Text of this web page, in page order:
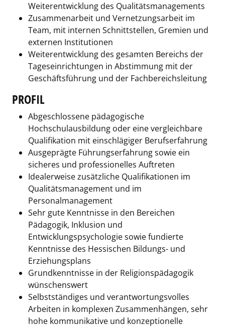
Weiterentwicklung des Qualitätsmanagements
Zusammenarbeit und Vernetzungsarbeit im
Team, mit internen Schnittstellen, Gremien und
externen Institutionen
Weiterentwicklung des gesamten Bereichs der
Tageseinrichtungen in Abstimmung mit der
Geschäftsführung und der Fachbereichsleitung
PROFIL
Abgeschlossene pädagogische
Hochschulausbildung oder eine vergleichbare
Qualifikation mit einschlägiger Berufserfahrung
Ausgeprägte Führungserfahrung sowie ein
sicheres und professionelles Auftreten
Idealerweise zusätzliche Qualifikationen im
Qualitätsmanagement und im
Personalmanagement
Sehr gute Kenntnisse in den Bereichen
Pädagogik, Inklusion und
Entwicklungspsychologie sowie fundierte
Kenntnisse des Hessischen Bildungs- und
Erziehungsplans
Grundkenntnisse in der Religionspädagogik
wünschenswert
Selbstständiges und verantwortungsvolles
Arbeiten in komplexen Zusammenhängen, sehr
hohe kommunikative und konzeptionelle